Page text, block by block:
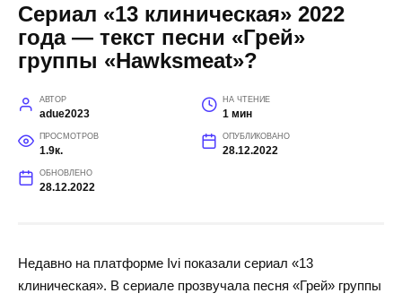
Сериал «13 клиническая» 2022
года — текст песни «Грей»
группы «Hawksmeat»?
АВТОР
adue2023
НА ЧТЕНИЕ
1 мин
ПРОСМОТРОВ
1.9к.
ОПУБЛИКОВАНО
28.12.2022
ОБНОВЛЕНО
28.12.2022
Недавно на платформе Ivi показали сериал «13
клиническая». В сериале прозвучала песня «Грей» группы